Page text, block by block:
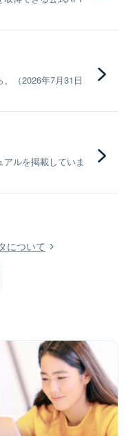
（2026年7月31日
ルを掲載していま
について